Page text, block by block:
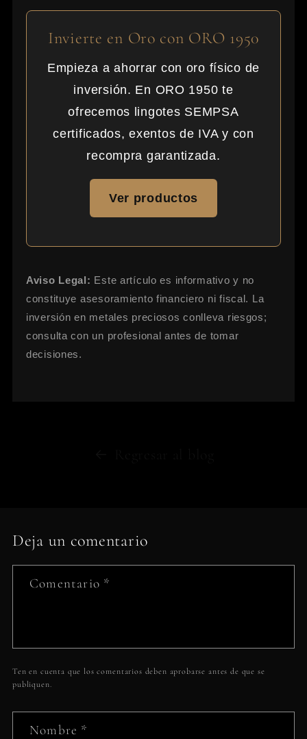
Invierte en Oro con ORO 1950
Empieza a ahorrar con oro físico de
inversión. En ORO 1950 te
ofrecemos lingotes SEMPSA
certificados, exentos de IVA y con
recompra garantizada.
Ver productos
Aviso Legal: Este artículo es informativo y no
constituye asesoramiento financiero ni fiscal. La
inversión en metales preciosos conlleva riesgos;
consulta con un profesional antes de tomar
decisiones.
Deja un comentario
Comentario *
Ten en cuenta que los comentarios deben aprobarse antes de que se
publiquen.
Nombre *